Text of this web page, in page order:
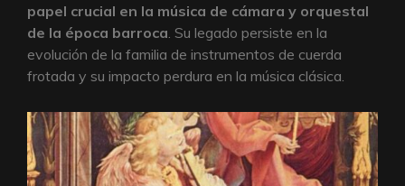
papel crucial en la música de cámara y orquestal
de la época barroca. Su legado persiste en la
evolución de la familia de instrumentos de cuerda
frotada y su impacto perdura en la música clásica.